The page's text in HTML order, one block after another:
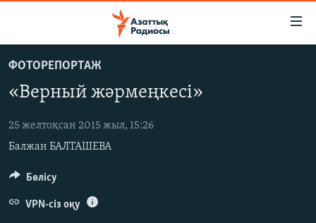
main
Skip
to
Navigation
Skip
САЯСАТ
AZATTYQTV
ҚАҢТАР ОҚИҒАСЫ
АДАМ ҚҰҚЫҚТАРЫ
ӘЛЕУМЕТ
ФОТОРЕПОРТАЖ
«Верный жәрмеңкесі»
25 желтоқсан 2015 жыл, 15:26
Балжан БАЛТАШЕВА
Бөлісу
VPN-сіз оқу